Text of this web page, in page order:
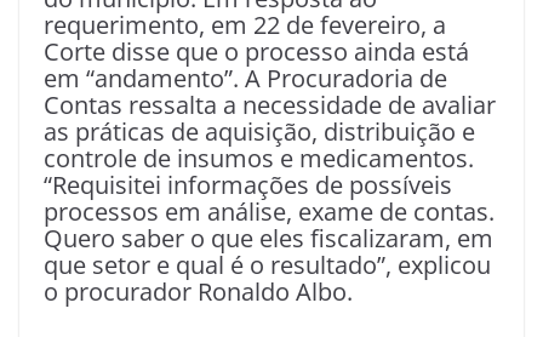
requerimento, em 22 de fevereiro, a
Corte disse que o processo ainda está
em “andamento”. A Procuradoria de
Contas ressalta a necessidade de avaliar
as práticas de aquisição, distribuição e
controle de insumos e medicamentos.
“Requisitei informações de possíveis
processos em análise, exame de contas.
Quero saber o que eles fiscalizaram, em
que setor e qual é o resultado”, explicou
o procurador Ronaldo Albo.